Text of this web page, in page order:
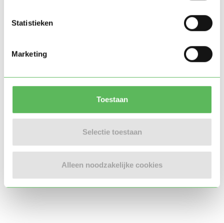
Statistieken
Marketing
Toestaan
Selectie toestaan
Alleen noodzakelijke cookies